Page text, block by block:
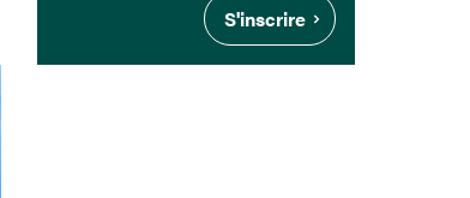
S'inscrire